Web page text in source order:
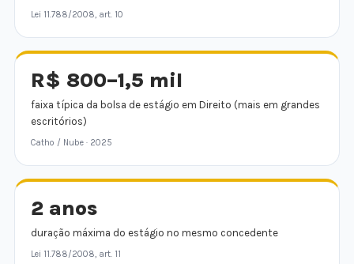
Lei 11.788/2008, art. 10
R$ 800–1,5 mil
faixa típica da bolsa de estágio em Direito (mais em grandes
escritórios)
Catho / Nube · 2025
2 anos
duração máxima do estágio no mesmo concedente
Lei 11.788/2008, art. 11